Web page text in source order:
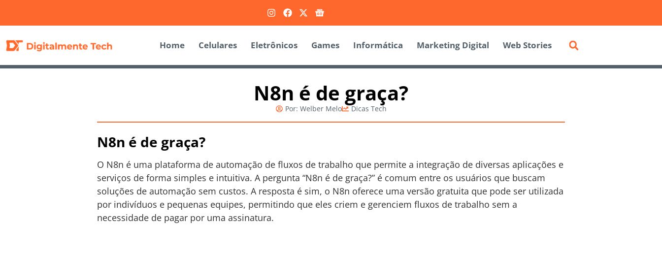
Home Celulares Eletrônicos Games Informática Marketing Digital Web Stories
N8n é de graça?
Por: Welber Melo Dicas Tech
N8n é de graça?
O N8n é uma plataforma de automação de fluxos de trabalho que permite a integração de diversas aplicações e
serviços de forma simples e intuitiva. A pergunta “N8n é de graça?” é comum entre os usuários que buscam
soluções de automação sem custos. A resposta é sim, o N8n oferece uma versão gratuita que pode ser utilizada
por indivíduos e pequenas equipes, permitindo que eles criem e gerenciem fluxos de trabalho sem a
necessidade de pagar por uma assinatura.